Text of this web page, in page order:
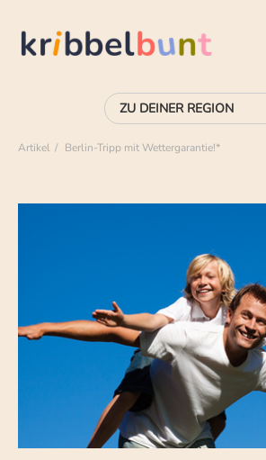
Artikel Berlin-Tripp mit Wettergarantie!*